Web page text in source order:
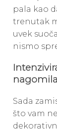
pala kao
trenutak
uvek
nismo
Sada
što vam